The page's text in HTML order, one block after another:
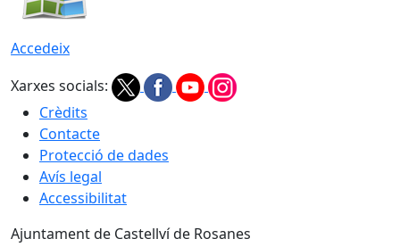
Accedeix
Xarxes socials:
Crèdits
Contacte
Protecció de dades
Avís legal
Accessibilitat
Ajuntament de Castellví de Rosanes